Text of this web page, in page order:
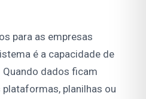
para as empresas
é a capacidade de
dados ficam
planilhas ou